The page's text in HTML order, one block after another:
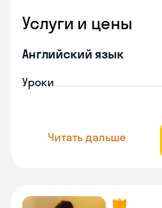
Услуги и цены
Английский язык
Уроки
Читать дальше